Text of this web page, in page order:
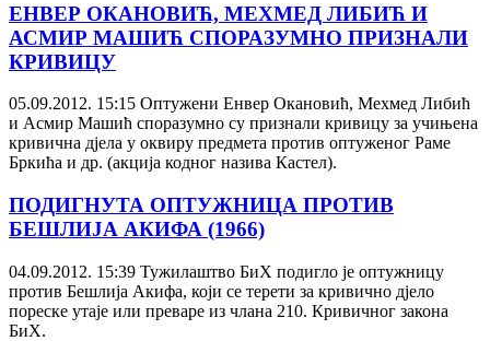
ЕНВЕР ОКАНОВИЋ, МЕХМЕД ЛИБИЋ И
АСМИР МАШИЋ СПОРАЗУМНО ПРИЗНАЛИ
КРИВИЦУ
05.09.2012. 15:15 Оптужени Енвер Окановић, Мехмед Либић
и Асмир Машић споразумно су признали кривицу за учињена
кривична дјела у оквиру предмета против оптуженог Раме
Бркића и др. (акција кодног назива Кастел).
ПОДИГНУТА ОПТУЖНИЦА ПРОТИВ
БЕШЛИЈА АКИФА (1966)
04.09.2012. 15:39 Тужилаштво БиХ подигло је оптужницу
против Бешлија Акифа, који се терети за кривично дјело
пореске утаје или преваре из члана 210. Кривичног закона
БиХ.